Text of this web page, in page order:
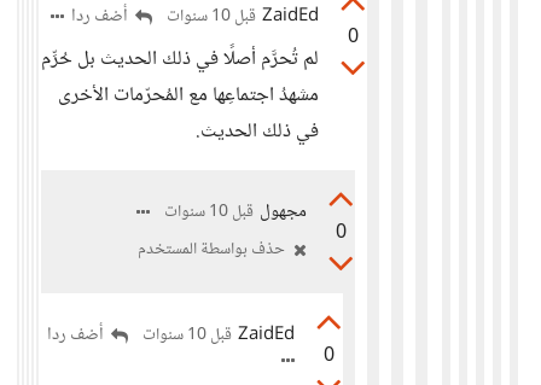
0
ZaidEd قبل 10 سنوات أضف ردا
لم تُحرَّم أصلًا في ذلك الحديث بل حُرِّم
مشهدُ اجتماعِها مع المُحرّمات الأخرى
في ذلك الحديث.
0
مجهول قبل 10 سنوات
حذف بواسطة المستخدم
0
ZaidEd قبل 10 سنوات أضف ردا